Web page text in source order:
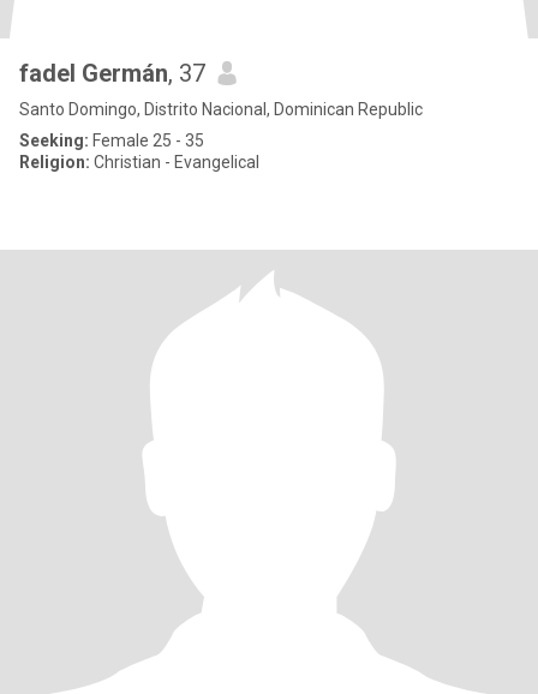
fadel Germán, 37
Santo Domingo, Distrito Nacional, Dominican Republic
Seeking: Female 25 - 35
Religion: Christian - Evangelical